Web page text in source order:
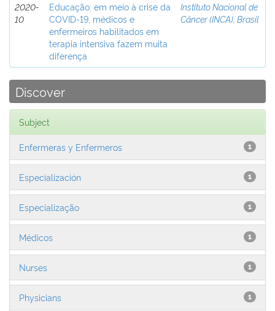
2020-
10
Educação: em meio à crise da
COVID-19, médicos e
enfermeiros habilitados em
terapia intensiva fazem muita
diferença
Instituto Nacional de
Câncer (INCA), Brasil
Discover
Subject
1
Enfermeras y Enfermeros
1
Especialización
1
Especialização
1
Médicos
1
Nurses
1
Physicians